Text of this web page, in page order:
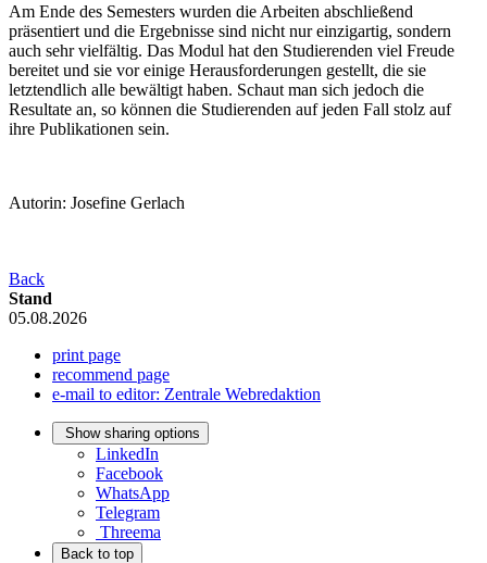
Am Ende des Semesters wurden die Arbeiten abschließend
präsentiert und die Ergebnisse sind nicht nur einzigartig, sondern
auch sehr vielfältig. Das Modul hat den Studierenden viel Freude
bereitet und sie vor einige Herausforderungen gestellt, die sie
letztendlich alle bewältigt haben. Schaut man sich jedoch die
Resultate an, so können die Studierenden auf jeden Fall stolz auf
ihre Publikationen sein.
Autorin: Josefine Gerlach
Back
Stand
05.08.2026
print page
recommend page
e-mail to editor: Zentrale Webredaktion
Show sharing options
LinkedIn
Facebook
WhatsApp
Telegram
Threema
Back to top